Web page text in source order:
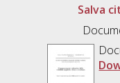
Salva